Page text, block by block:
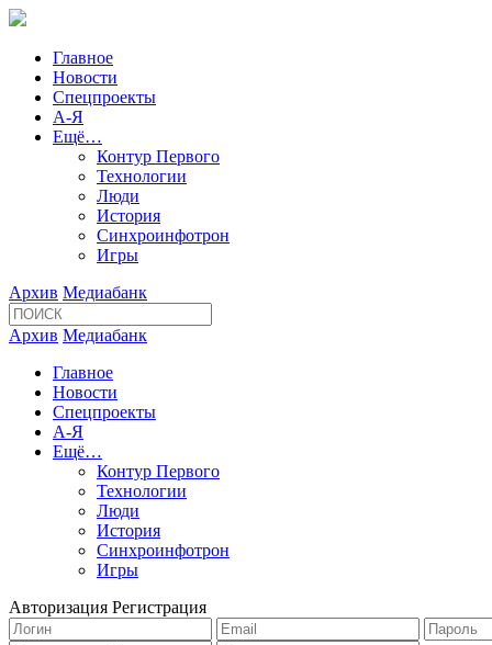
Главное
Новости
Спецпроекты
А-Я
Ещё…
Контур Первого
Технологии
Люди
История
Синхроинфотрон
Игры
Архив Медиабанк
Архив Медиабанк
Главное
Новости
Спецпроекты
А-Я
Ещё…
Контур Первого
Технологии
Люди
История
Синхроинфотрон
Игры
Авторизация Регистрация